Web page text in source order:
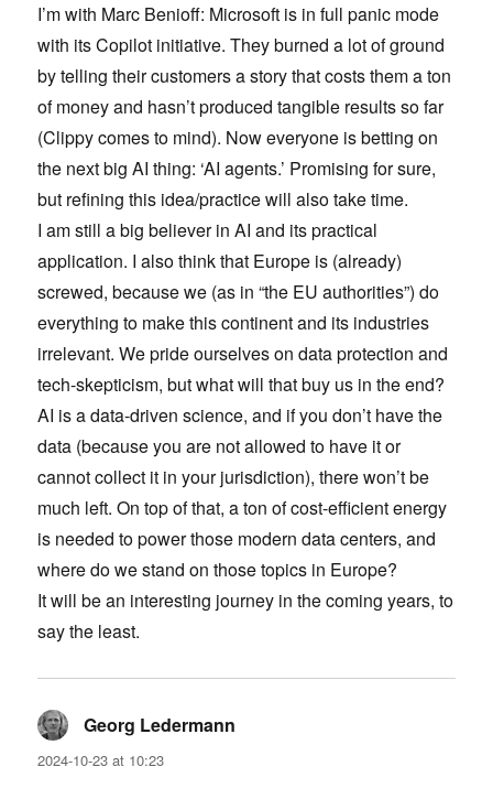
I’m with Marc Benioff: Microsoft is in full panic mode
with its Copilot initiative. They burned a lot of ground
by telling their customers a story that costs them a ton
of money and hasn’t produced tangible results so far
(Clippy comes to mind). Now everyone is betting on
the next big AI thing: ‘AI agents.’ Promising for sure,
but refining this idea/practice will also take time.
I am still a big believer in AI and its practical
application. I also think that Europe is (already)
screwed, because we (as in “the EU authorities”) do
everything to make this continent and its industries
irrelevant. We pride ourselves on data protection and
tech-skepticism, but what will that buy us in the end?
AI is a data-driven science, and if you don’t have the
data (because you are not allowed to have it or
cannot collect it in your jurisdiction), there won’t be
much left. On top of that, a ton of cost-efficient energy
is needed to power those modern data centers, and
where do we stand on those topics in Europe?
It will be an interesting journey in the coming years, to
say the least.
Georg Ledermann
2024-10-23 at 10:23